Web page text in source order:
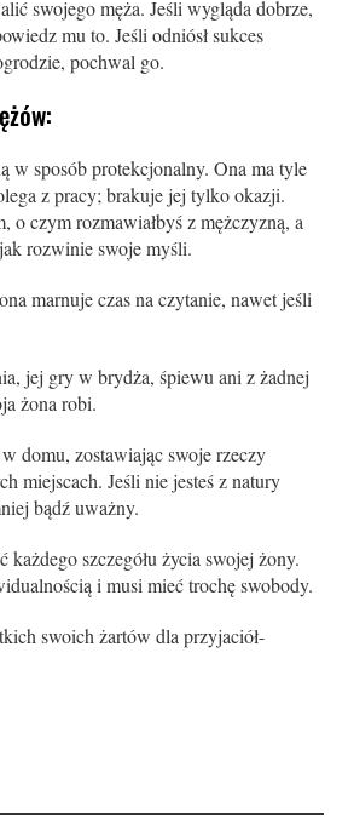
swojego męża. Jeśli wygląda dobrze,
mu to. Jeśli odniósł sukces
pochwal go.
w sposób protekcjonalny. Ona ma tyle
z pracy; brakuje jej tylko okazji.
o czym rozmawiałbyś z mężczyzną, a
rozwinie swoje myśli.
marnuje czas na czytanie, nawet jeśli
jej gry w brydża, śpiewu ani z żadnej
żona robi.
domu, zostawiając swoje rzeczy
miejscach. Jeśli nie jesteś z natury
bądź uważny.
każdego szczegółu życia swojej żony.
i musi mieć trochę swobody.
swoich żartów dla przyjaciół-